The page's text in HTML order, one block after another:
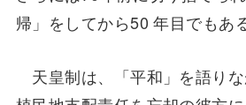
帰」をしてから50 年目でもある
天皇制は、「平和」を語りな